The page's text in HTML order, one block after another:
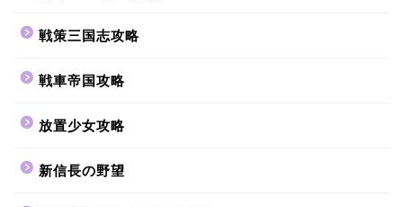
戦策三国志攻略
戦車帝国攻略
放置少女攻略
新信長の野望